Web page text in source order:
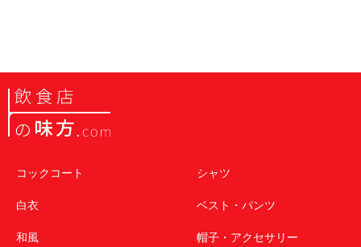
コックコート
白衣
和風
シャツ
ベスト・パンツ
帽子・アクセサリー